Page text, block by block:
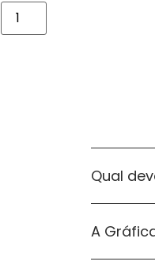
Qual
A